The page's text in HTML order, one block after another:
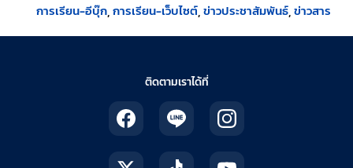
การเรียน-อีบุ๊ก การเรียน-เว็บไซต์ ข่าวประชาสัมพันธ์ ข่าวสาร
ติดตามเราได้ที่